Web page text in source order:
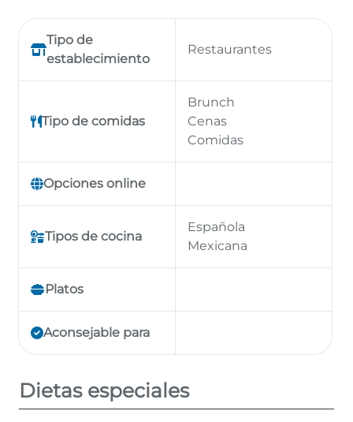
Tipo de
establecimiento
Restaurantes
Tipo de comidas
Brunch
Cenas
Comidas
Opciones online
Tipos de cocina
Española
Mexicana
Platos
Aconsejable para
Dietas especiales